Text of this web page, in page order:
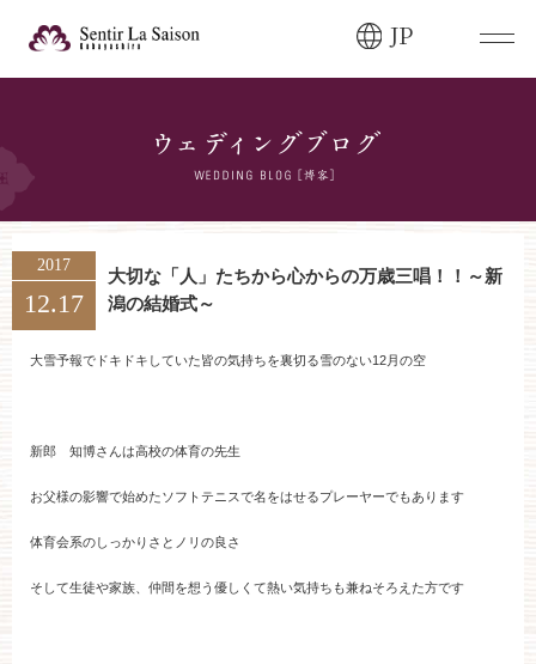
JP
0120-166-088
ご成約済み・
その他のお問い合わせ
11:00～19:00（火、水曜定休）
2017
12.17
大切な「人」たちから心からの万歳三唱！！～新
潟の結婚式～
大雪予報でドキドキしていた皆の気持ちを裏切る雪のない12月の空
新郎 知博さんは高校の体育の先生
お父様の影響で始めたソフトテニスで名をはせるプレーヤーでもあります
体育会系のしっかりさとノリの良さ
そして生徒や家族、仲間を想う優しくて熱い気持ちも兼ねそろえた方です